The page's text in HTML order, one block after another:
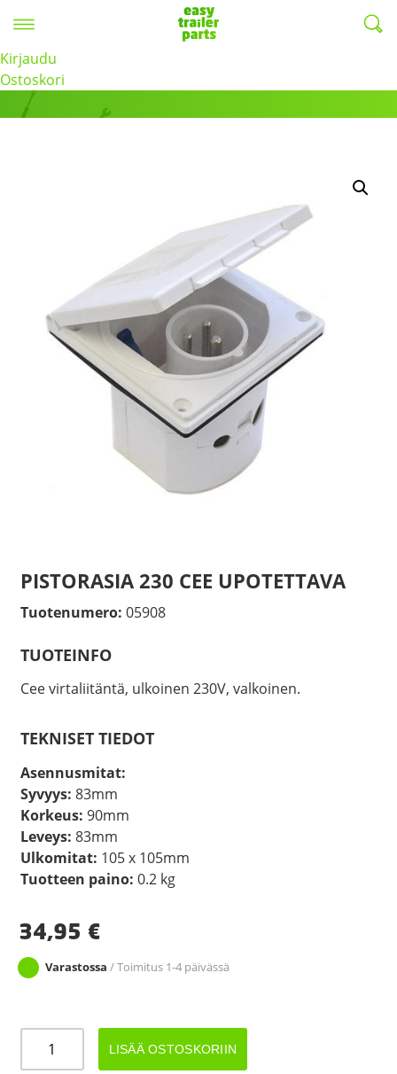
Kirjaudu
Ostoskori
Tuotteet
PISTORASIA 230 CEE UPOTETTAVA
Tuotenumero: 05908
TUOTEINFO
Cee virtaliitäntä, ulkoinen 230V, valkoinen.
TEKNISET TIEDOT
Asennusmitat:
Syvyys: 83mm
Korkeus: 90mm
Leveys: 83mm
Ulkomitat: 105 x 105mm
Tuotteen paino: 0.2 kg
34,95 €
Varastossa / Toimitus 1-4 päivässä
LISÄÄ OSTOSKORIIN